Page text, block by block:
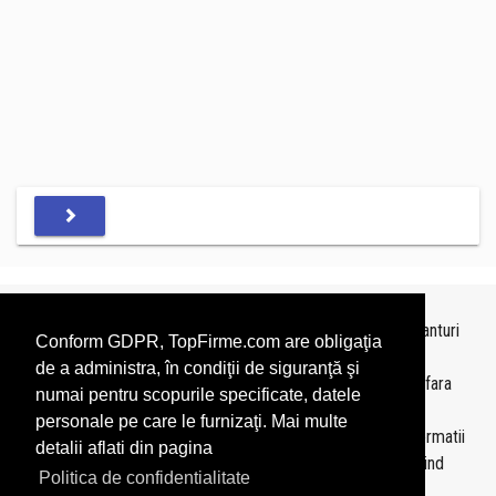
Conform GDPR, TopFirme.com are obligaţia
de a administra, în condiţii de siguranţă şi
numai pentru scopurile specificate, datele
personale pe care le furnizaţi. Mai multe
detalii aflati din pagina
Politica de confidentialitate
Topurile sunt realizate deTopFirme
pe baza ultimelor bilanturi
depuse si au scop informativ.
Este interzisa folosirea topurilor fara acordul TopFirme si fara
precizarea sursei.
Daca doriti sa achizitionati
topuri personalizate
sau informatii
despre agentii economici va rugam sa ne contactati folosind
sectiunea Contact